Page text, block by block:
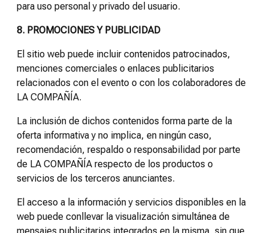
para uso personal y privado del usuario.
8. PROMOCIONES Y PUBLICIDAD
El sitio web puede incluir contenidos patrocinados,
menciones comerciales o enlaces publicitarios
relacionados con el evento o con los colaboradores de
LA COMPAÑÍA.
La inclusión de dichos contenidos forma parte de la
oferta informativa y no implica, en ningún caso,
recomendación, respaldo o responsabilidad por parte
de LA COMPAÑÍA respecto de los productos o
servicios de los terceros anunciantes.
El acceso a la información y servicios disponibles en la
web puede conllevar la visualización simultánea de